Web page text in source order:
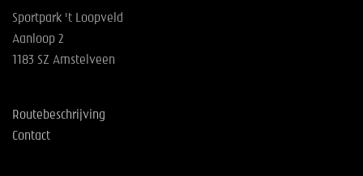
Sportpark 't Loopveld
Aanloop 2
1183 SZ Amstelveen
Routebeschrijving
Contact